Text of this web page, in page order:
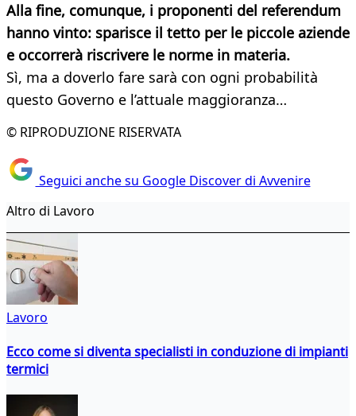
Alla fine, comunque, i proponenti del referendum
hanno vinto: sparisce il tetto per le piccole aziende
e occorrerà riscrivere le norme in materia.
Sì, ma a doverlo fare sarà con ogni probabilità
questo Governo e l’attuale maggioranza…
© RIPRODUZIONE RISERVATA
Seguici anche su Google Discover di Avvenire
Altro di Lavoro
Lavoro
Ecco come si diventa specialisti in conduzione di impianti
termici